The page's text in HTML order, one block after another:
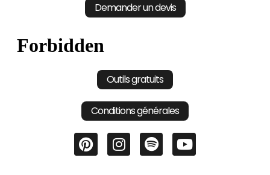
Demander un devis
Outils gratuits
Conditions générales